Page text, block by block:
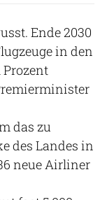
Ende 2030
in den
das zu
des Landes in
neue Airliner